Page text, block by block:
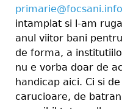
primarie@focsani.info
intamplat si l-am
anul viitor bani
de forma, a
nu e vorba doar de
handicap aici. Ci si
carucioare, de